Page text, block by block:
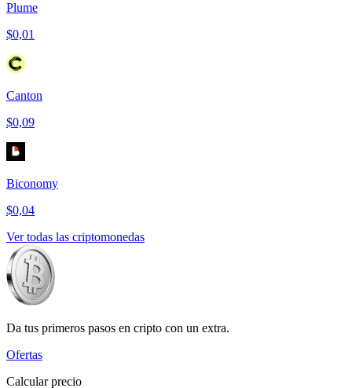
Plume
$0,01
Canton
$0,09
Biconomy
$0,04
Ver todas las criptomonedas
Da tus primeros pasos en cripto con un extra.
Ofertas
Calcular precio